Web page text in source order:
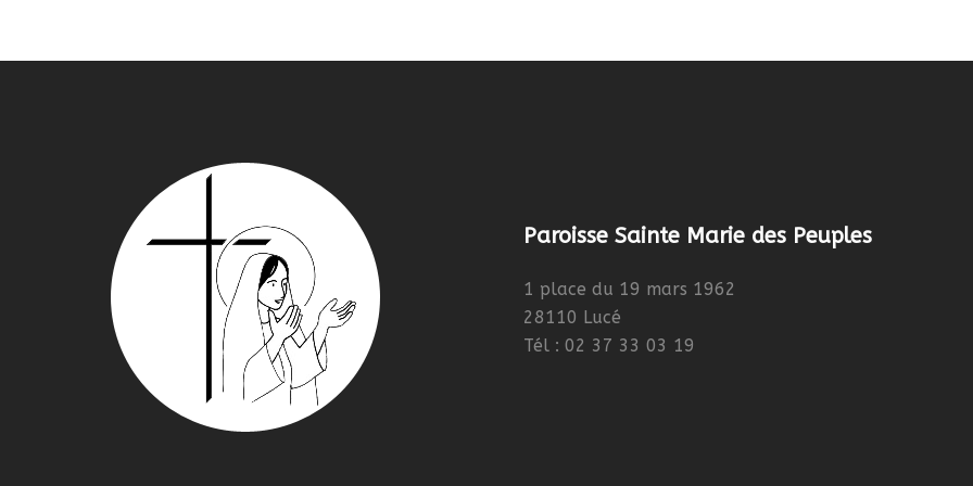
Paroisse Sainte Marie des Peuples
1 place du 19 mars 1962
28110 Lucé
Tél : 02 37 33 03 19